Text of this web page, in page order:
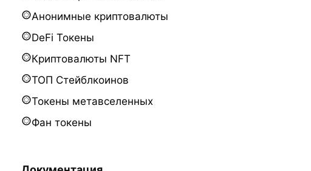
Анонимные криптовалюты
DeFi Токены
Криптовалюты NFT
ТОП Стейблкоинов
Токены метавселенных
Фан токены